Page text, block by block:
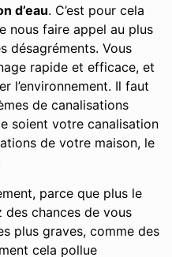
d’eau. C’est pour cela
nous faire appel au plus
désagréments. Vous
rapide et efficace, et
l’environnement. Il faut
de canalisations
soient votre canalisation
de votre maison, le
parce que plus le
des chances de vous
plus graves, comme des
cela pollue